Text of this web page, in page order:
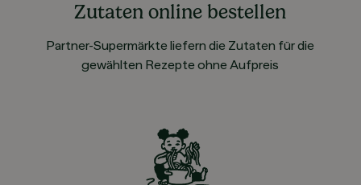
Zutaten online bestellen
Partner-Supermärkte liefern die Zutaten für die
gewählten Rezepte ohne Aufpreis